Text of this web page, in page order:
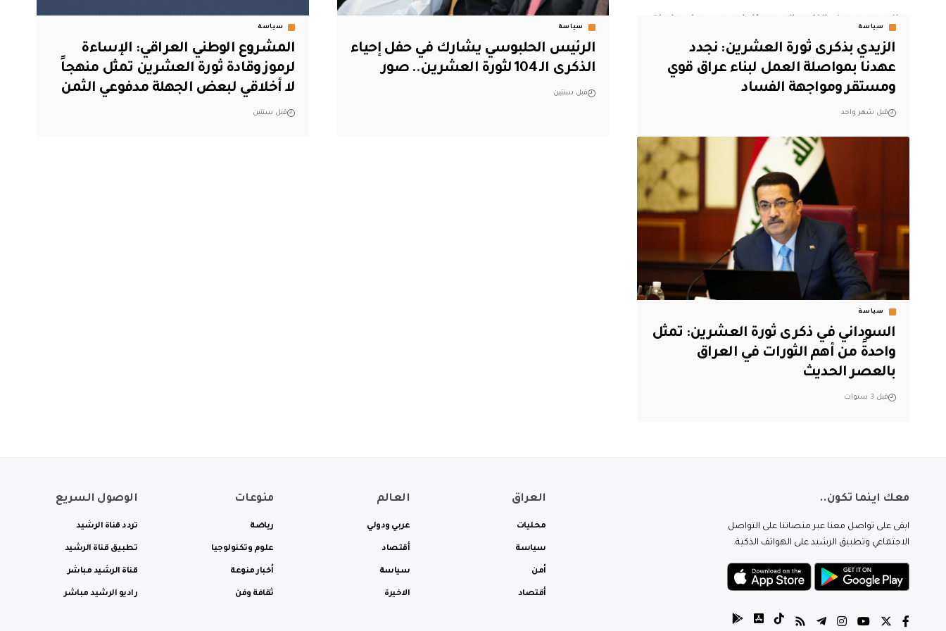
سياسة
‏الزيدي بذكرى ثورة العشرين: نجدد
عهدنا بمواصلة العمل لبناء عراق قوي
ومستقر ومواجهة الفساد
قبل شهر واحد
سياسة
الرئيس الحلبوسي يشارك في حفل إحياء
الذكرى الـ 104 لثورة العشرين.. صور
قبل سنتين
سياسة
المشروع الوطني العراقي: الإساءة
لرموز وقادة ثورة العشرين تمثل منهجاً
لا أخلاقي لبعض الجهلة مدفوعي الثمن
قبل سنتين
سياسة
السوداني في ذكرى ثورة العشرين: تمثل
واحدةً من أهم الثورات في العراق
بالعصر الحديث
قبل 3 سنوات
معك اينما تكون..
ابقى على تواصل معنا عبر منصاتنا على التواصل
الاجتماعي وتطبيق الرشيد على الهواتف الذكية.
العراق
محليات
سياسة
أمن
أقتصاد
العالم
عربي ودولي
أقتصاد
سياسة
الاخيرة
منوعات
رياضة
علوم وتكنولوجيا
أخبار منوعة
ثقافة وفن
الوصول السريع
تردد قناة الرشيد
تطبيق قناة الرشيد
قناة الرشيد مباشر
راديو الرشيد مباشر